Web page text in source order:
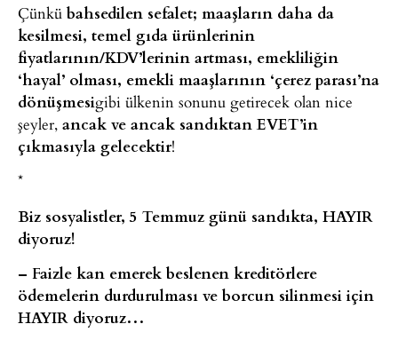
Çünkü bahsedilen sefalet; maaşların daha da
kesilmesi, temel gıda ürünlerinin
fiyatlarının/KDV’lerinin artması, emekliliğin
‘hayal’ olması, emekli maaşlarının ‘çerez parası’na
dönüşmesigibi ülkenin sonunu getirecek olan nice
şeyler, ancak ve ancak sandıktan EVET’in
çıkmasıyla gelecektir!
*
Biz sosyalistler, 5 Temmuz günü sandıkta, HAYIR
diyoruz!
– Faizle kan emerek beslenen kreditörlere
ödemelerin durdurulması ve borcun silinmesi için
HAYIR diyoruz…